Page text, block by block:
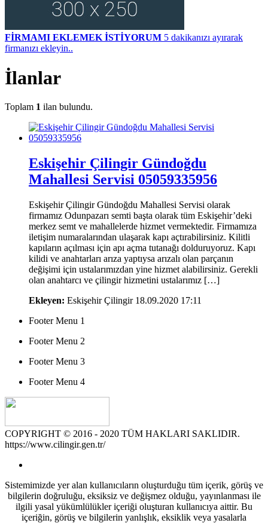
FİRMAMI EKLEMEK İSTİYORUM 5 dakikanızı ayırarak
firmanızı ekleyin..
İlanlar
Toplam 1 ilan bulundu.
Eskişehir Çilingir Gündoğdu
Mahallesi Servisi 05059335956
Eskişehir Çilingir Gündoğdu Mahallesi Servisi olarak
firmamız Odunpazarı semti başta olarak tüm Eskişehir’deki
merkez semt ve mahallelerde hizmet vermektedir. Firmamıza
iletişim numaralarından ulaşarak kapı açtırabilirsiniz. Kilitli
kapıların açılması için apı açma tutanağı dolduruyoruz. Kapı
kilidi ve anahtarları arıza yaptıysa arızalı olan parçanın
değişimi için ustalarımızdan yine hizmet alabilirsiniz. Gerekli
olan anahtarcı ve çilingir hizmetini ustalarımız […]
Ekleyen: Eskişehir Çilingir 18.09.2020 17:11
Footer Menu 1
Footer Menu 2
Footer Menu 3
Footer Menu 4
COPYRIGHT © 2016 - 2020 TÜM HAKLARI SAKLIDIR.
https://www.cilingir.gen.tr/
Sistemimizde yer alan kullanıcıların oluşturduğu tüm içerik, görüş ve
bilgilerin doğruluğu, eksiksiz ve değişmez olduğu, yayınlanması ile
ilgili yasal yükümlülükler içeriği oluşturan kullanıcıya aittir. Bu
içeriğin, görüş ve bilgilerin yanlışlık, eksiklik veya yasalarla